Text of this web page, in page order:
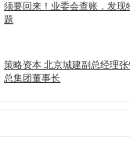
须要回来！业委会查账，发现
题
策略资本 北京城建副总经理
总集团董事长